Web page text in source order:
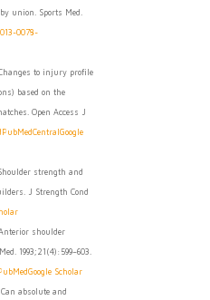
union. Sports Med.
0078-
to injury profile
based on the
Open Access J
PubMedCentral Google
strength and
J Strength Cond
shoulder
1993;21(4):599–603.
Google Scholar
absolute and